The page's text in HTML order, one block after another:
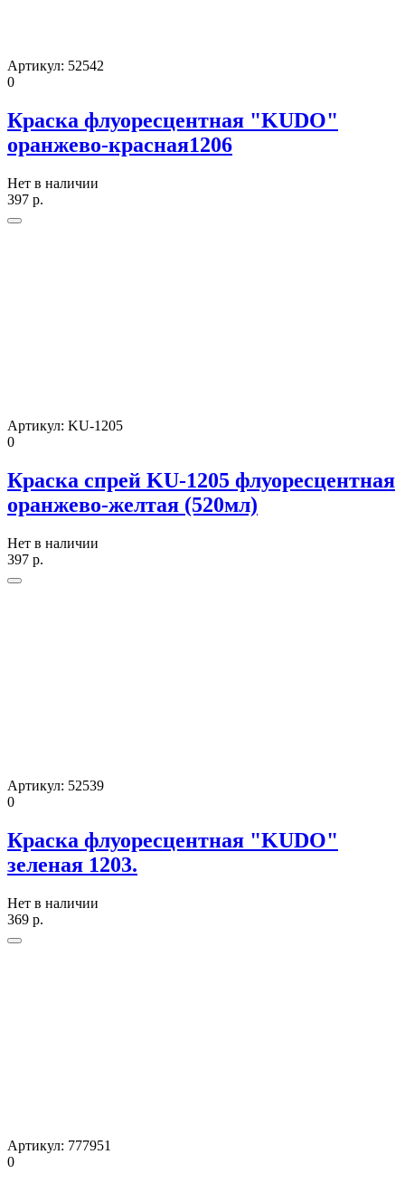
Артикул: 52542
0
Краска флуоресцентная "KUDO"
оранжево-красная1206
Нет в наличии
397 р.
Артикул: KU-1205
0
Краска спрей KU-1205 флуоресцентная
оранжево-желтая (520мл)
Нет в наличии
397 р.
Артикул: 52539
0
Краска флуоресцентная "KUDO"
зеленая 1203.
Нет в наличии
369 р.
Артикул: 777951
0